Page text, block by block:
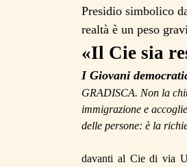
Presidio simbolico
realtà è un peso
«Il Ciesia
I Giovani
GRADISCA. Non la
immigrazione e
delle persone: è la
davanti al Ciedi via